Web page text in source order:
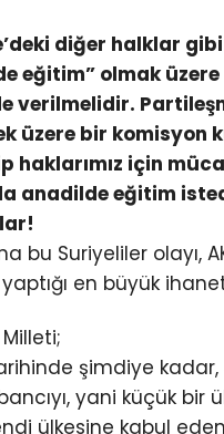
diğer halklar
eğitim” olmak
verilmelidir.
üzere bir komisyon
haklarımız için
anadilde eğitim
bu Suriyeliler olayı,
en büyük
şimdiye
yani küçük bir
ülkesine kabul